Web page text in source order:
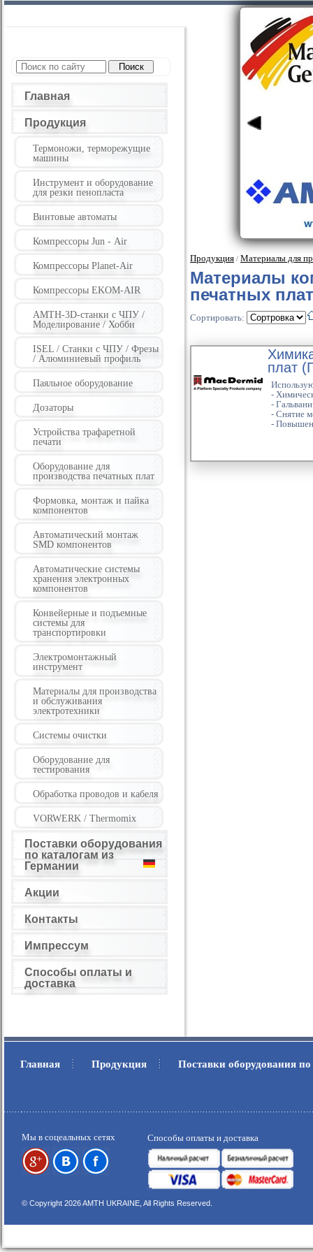
Главная
Продукция
Термоножи, терморежущие
машины
Инструмент и оборудование
для резки пенопласта
Винтовые автоматы
Компрессоры Jun - Air
Компрессоры Planet-Air
Компрессоры EKOM-AIR
AMTH-3D-станки с ЧПУ /
Моделирование / Хобби
ISEL / Станки с ЧПУ / Фрезы
/ Алюминиевый профиль
Паяльное оборудование
Дозаторы
Устройства трафаретной
печати
Оборудование для
производства печатных плат
Формовка, монтаж и пайка
компонентов
Автоматический монтаж
SMD компонентов
Автоматические системы
хранения электронных
компонентов
Конвейерные и подъемные
системы для
транспортировки
Электромонтажный
инструмент
Материалы для производства
и обслуживания
электротехники
Системы очистки
Оборудование для
тестирования
Обработка проводов и кабеля
VORWERK / Thermomix
Поставки оборудования
по каталогам из
Германии
Акции
Контакты
Импрессум
Способы оплаты и
доставка
Продукция / Материалы для
Материалы
печатных
Сортировать:
плат
-
-
- Снятие
-
Главная . Продукция . Поставки оборудования
Мы в соцеальных сетях Способы оплаты и доставка
© Copyright 2026 AMTH UKRAINE, All Rights Reserved.